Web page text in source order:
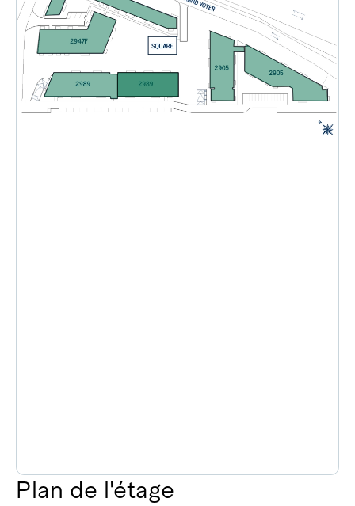
Plan de l'étage